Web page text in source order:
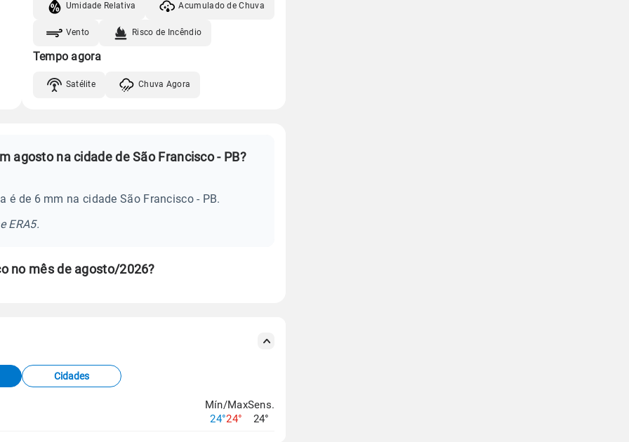
Umidade Relativa Acumulado de Chuva
Vento Risco de Incêndio
Tempo agora
Satélite Chuva Agora
agosto na cidade de São Francisco - PB?
é de 6 mm na cidade São Francisco - PB.
ERA5.
no mês de agosto/2026?
Cidades
Mín/Max
24°24°
Sens.
24°